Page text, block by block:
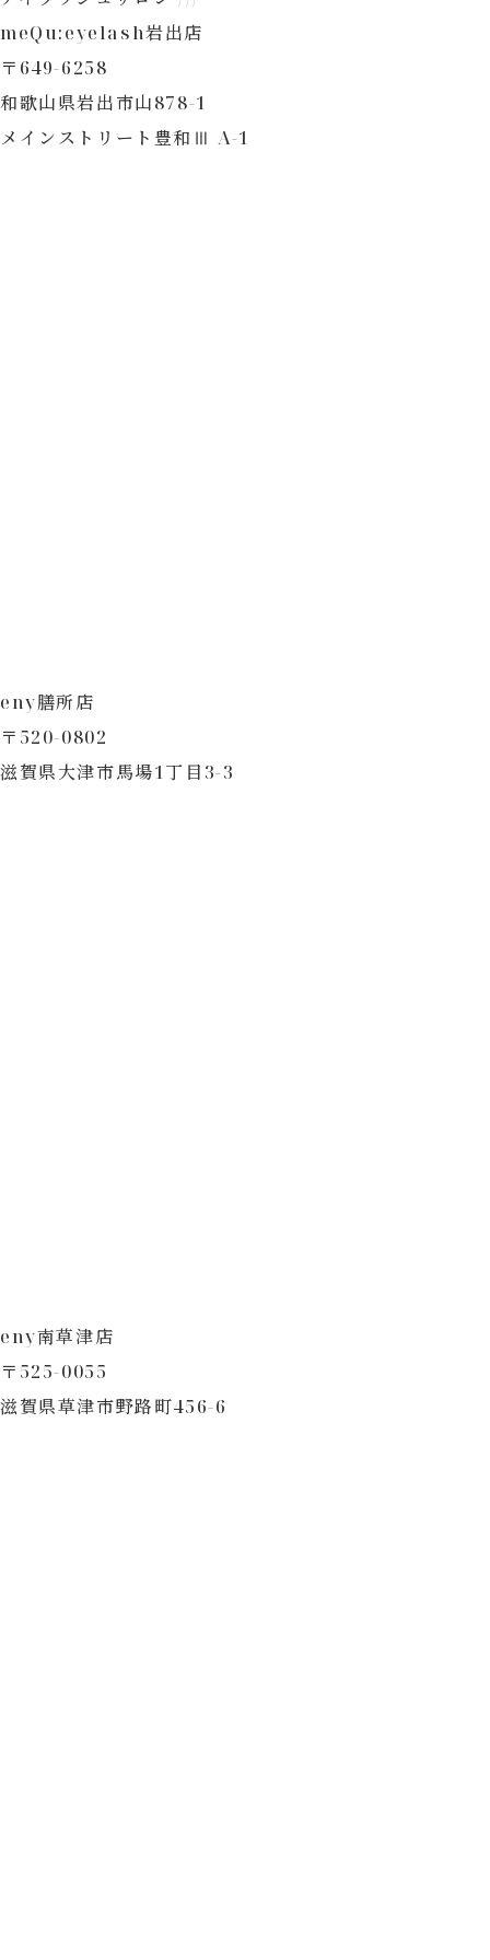
meQu:eyelash岩出店
〒649-6258
和歌山県岩出市山878-1
メインストリート豊和Ⅲ A-1
eny膳所店
〒520-0802
滋賀県大津市馬場1丁目3-3
eny南草津店
〒525-0055
滋賀県草津市野路町456-6